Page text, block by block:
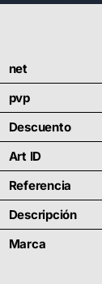
net
pvp
Descuento
Art ID
Referencia
Descripción
Marca